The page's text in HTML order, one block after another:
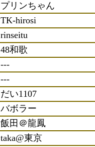
プリンちゃん
TK-hirosi
rinseitu
48和歌
---
---
だい1107
バボラー
飯田＠龍鳳
taka@東京